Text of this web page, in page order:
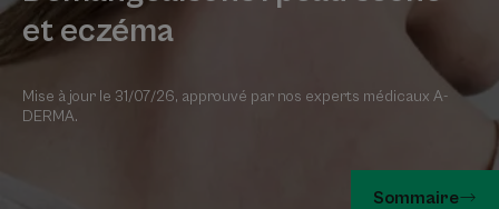
et eczéma
Mise à jour le 31/07/26, approuvé par nos experts médicaux A-
DERMA.
Sommaire